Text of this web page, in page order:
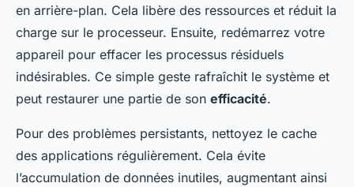
en arrière-plan. Cela libère des ressources et réduit la
charge sur le processeur. Ensuite, redémarrez votre
appareil pour effacer les processus résiduels
indésirables. Ce simple geste rafraîchit le système et
peut restaurer une partie de son efficacité.
Pour des problèmes persistants, nettoyez le cache
des applications régulièrement. Cela évite
l’accumulation de données inutiles, augmentant ainsi